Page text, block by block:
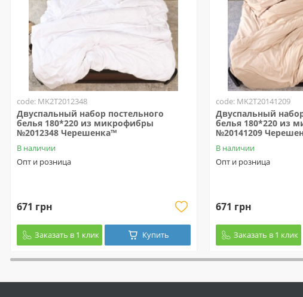
code: MK2T2012348
Двуспальный набор постельного
белья 180*220 из микрофибры
№2012348 Черешенка™
В наличии
Опт и розница
671 грн
Заказать в 1 клик Купить
code: MK2T20141209
Двуспальный
белья 180*220 из
№20141209
В наличии
Опт и розница
671 грн
Заказать в 1 клик